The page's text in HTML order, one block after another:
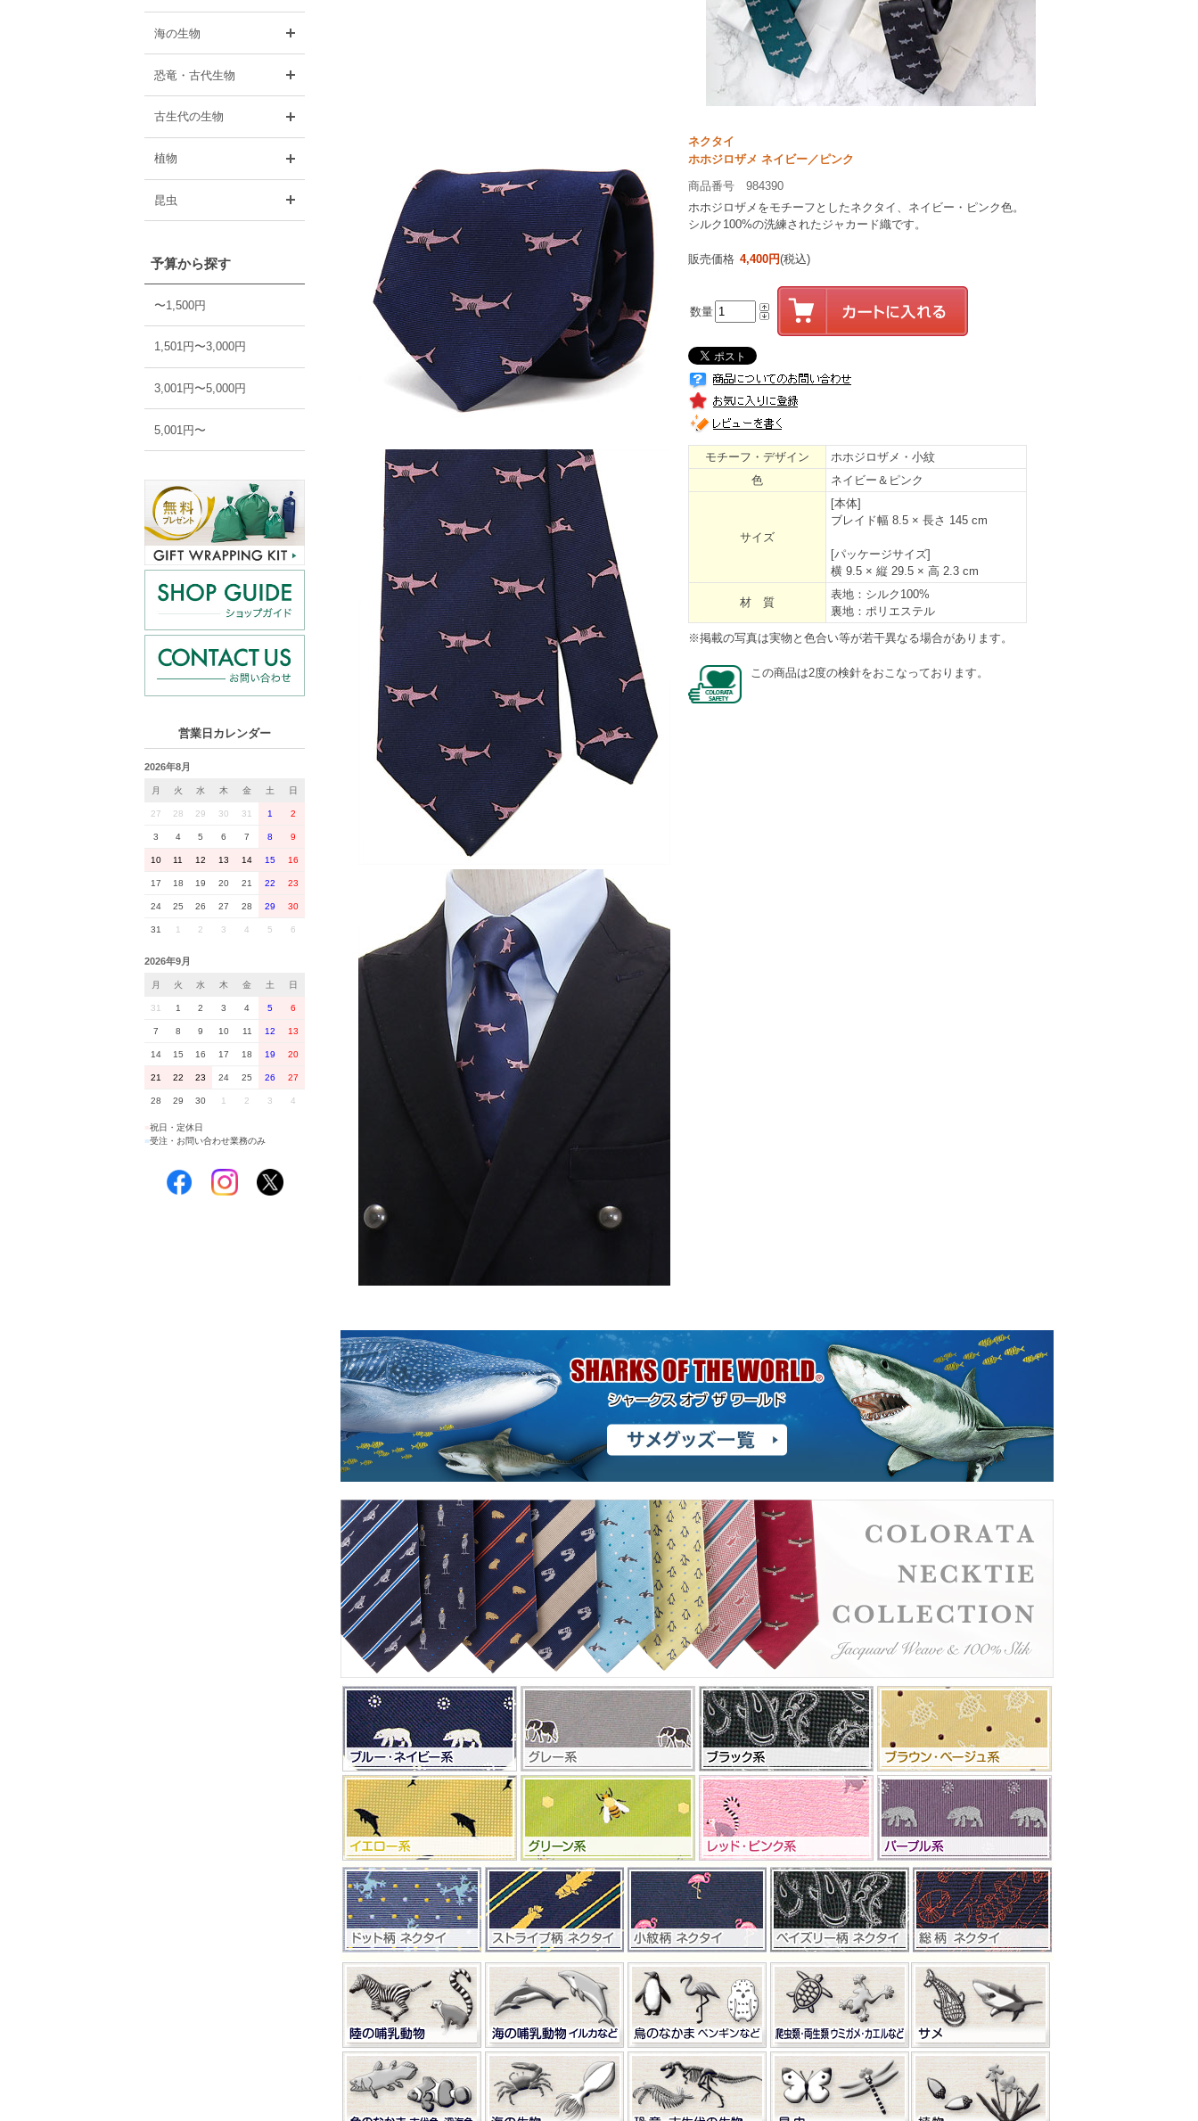
海の生物
恐竜・古代生物
古生代の生物
植物
昆虫
予算から探す
〜1,500円
1,501円〜3,000円
3,001円〜5,000円
5,001円〜
営業日カレンダー
2026年8月
月 火 水 木 金 土 日
27 28 29 30 31 1 2
3 4 5 6 7 8 9
10 11 12 13 14 15 16
17 18 19 20 21 22 23
24 25 26 27 28 29 30
31 1 2 3 4 5 6
2026年9月
月 火 水 木 金 土 日
31 1 2 3 4 5 6
7 8 9 10 11 12 13
14 15 16 17 18 19 20
21 22 23 24 25 26 27
28 29 30 1 2 3 4
祝日・定休日
■受注・お問い合わせ業務のみ
ネクタイ
ホホジロザメ ネイビー／ピンク
商品番号 984390
ホホジロザメをモチーフとしたネクタイ、ネイビー・ピンク色。
シルク100%の洗練されたジャカード織です。
販売価格 4,400円(税込)
数量
モチーフ・デザイン
ホホジロザメ・小紋
色
ネイビー＆ピンク
サイズ
[本体]
ブレイド幅 8.5 × 長さ 145 cm
[パッケージサイズ]
横 9.5 × 縦 29.5 × 高 2.3 cm
材 質
表地：シルク100%
裏地：ポリエステル
※掲載の写真は実物と色合い等が若干異なる場合があります。
この商品は2度の検針をおこなっております。